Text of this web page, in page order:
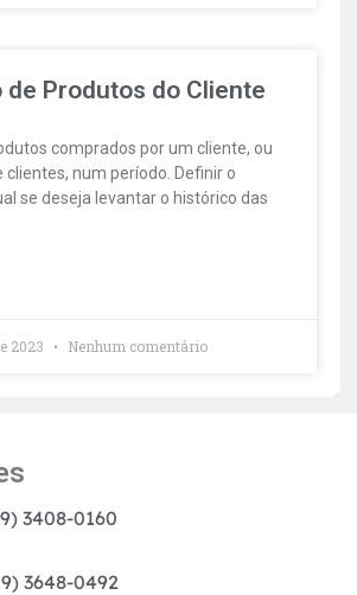
de Produtos do Cliente
comprados por um cliente, ou
clientes, num período. Definir o
se deseja levantar o histórico das
2023 Nenhum comentário
3408-0160
3648-0492